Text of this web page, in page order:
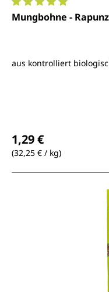
Durchschnittliche
Mungbohne -
aus kontrolliert
1,29 €
(32,25 € / kg)